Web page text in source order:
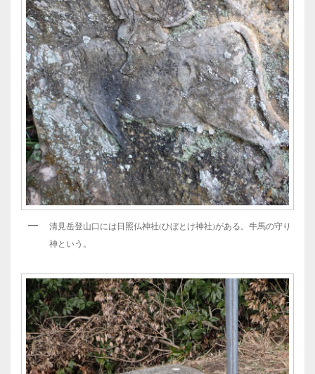
清見岳登山口には日照仏神社(ひぼとけ神社)がある。牛馬の守り
神という。